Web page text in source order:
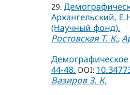
29.
Архангельский,
(Научный фонд).
Ростовская Т. К.,
44-48. DOI:
Вазиров З. К.